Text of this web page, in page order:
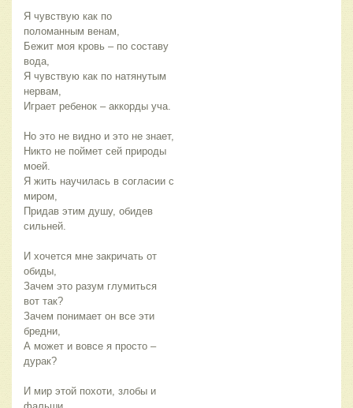
Я чувствую как по
поломанным венам,
Бежит моя кровь – по составу
вода,
Я чувствую как по натянутым
нервам,
Играет ребенок – аккорды уча.
Но это не видно и это не знает,
Никто не поймет сей природы
моей.
Я жить научилась в согласии с
миром,
Придав этим душу, обидев
сильней.
И хочется мне закричать от
обиды,
Зачем это разум глумиться
вот так?
Зачем понимает он все эти
бредни,
А может и вовсе я просто –
дурак?
И мир этой похоти, злобы и